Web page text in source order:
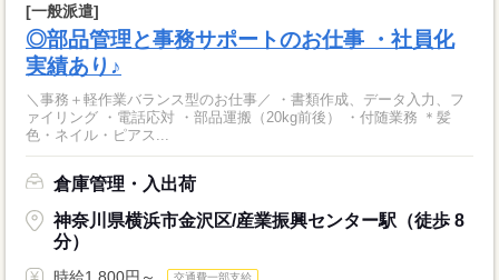
[一般派遣]
◎部品管理と事務サポートのお仕事 ・社員化
実績あり♪
＼事務＋軽作業バランス型のお仕事／ ・書類作成、データ入力、フ
ァイリング ・電話応対 ・部品運搬（20kg前後） ・付随業務 ＊髪
色・ネイル・ピアス...
倉庫管理・入出荷
神奈川県横浜市金沢区/産業振興センター駅（徒歩 8
分）
時給1,800円～ 交通費一部支給